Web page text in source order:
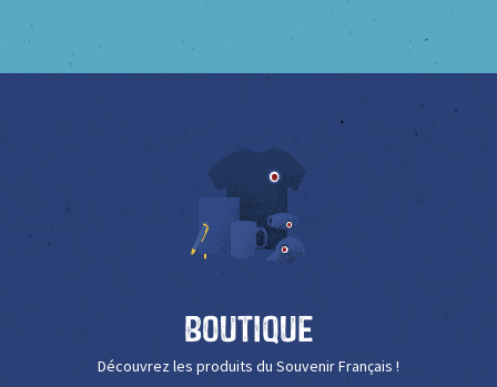
Boutique
Découvrez les produits du Souvenir Français !